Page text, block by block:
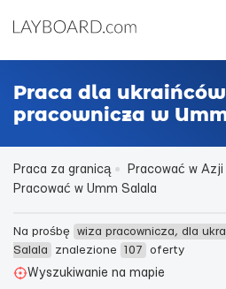
Praca dla
pracownicza w
Praca za granicą Pracować w Azji
Pracować w Umm Salala
Na prośbę wiza pracownicza, dla
Salala
znalezione 107
oferty
Wyszukiwanie na mapie